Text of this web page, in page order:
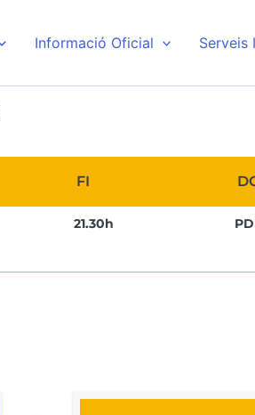
Informació Oficial Serveis
FI
21.30h